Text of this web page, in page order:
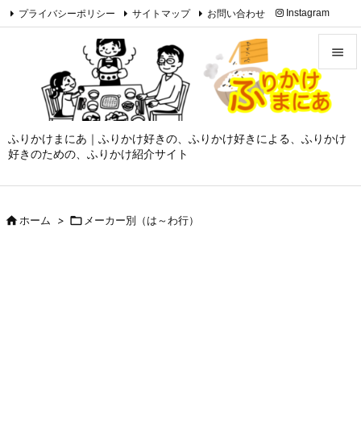
ふりかけまにあ｜ふりかけ好きの、ふりかけ好きによる、ふりかけ
好きのための、ふりかけ紹介サイト

メニュ
サイド
前へ
プライバシーポリシー サイトマップ お問い合わせ Instagram
Feedly
ホーム >  メーカー別（は～わ行）